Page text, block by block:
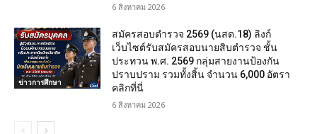
6 สิงหาคม 2026
ข่าวการศึกษา
สมัครสอบตํารวจ 2569 (นสต.18) ลิงก์
เว็บไซต์รับสมัครสอบนายสิบตำรวจ ชั้น
ประทวน พ.ศ. 2569 กลุ่มสายงานป้องกัน
ปราบปราม รวมทั้งสิ้น จำนวน 6,000 อัตรา
คลิกที่นี่
6 สิงหาคม 2026